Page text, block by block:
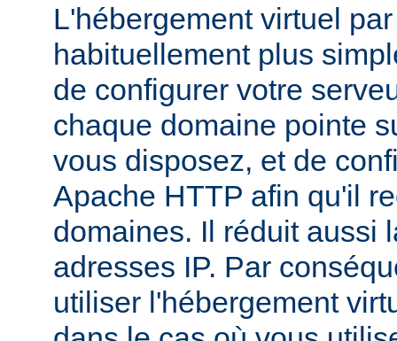
L'hébergement virtuel
habituellement plus
de configurer votre
chaque domaine pointe
vous disposez, et de
Apache HTTP afin qu'il
domaines. Il réduit aussi
adresses IP. Par
utiliser l'hébergement